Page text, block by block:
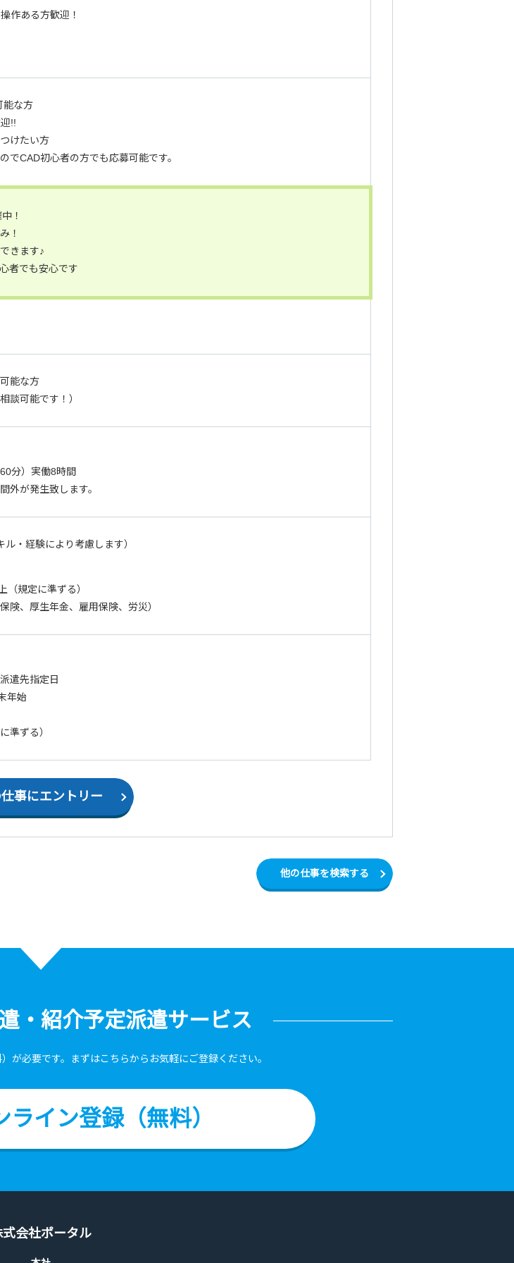
作ある方歓迎！
能な方
!!
けたい方
でCAD初心者の方でも応募可能です。
！
！
きます♪
者でも安心です
能な方
談可能です！）
分）実働8時間
外が発生致します。
・経験により考慮します）
規定に準ずる）
険、厚生年金、雇用保険、労災）
遣先指定日
年始
準ずる）
仕事にエントリー
他の仕事を検索する
・紹介予定派遣サービス
が必要です。まずはこちらからお気軽にご登録ください。
ライン登録（無料）
式会社ポータル